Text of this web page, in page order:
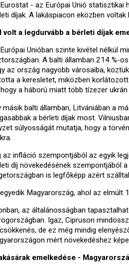
- az Európai Unió statisztikai
díjak. A lakáspiacon eközben
volt a legdurvább a bérleti díjak
Unióban szinte kivétel nélkül
A balti államban 214 %-
az ország nagyobb városaiba,
a keresletet, miközben
a háború miatt több tízezer
másik balti államban, Litvániában a
a bérleti díjak most.
súlyosságát mutatja, hogy a
az infláció szempontjából az egyik
díj növekedésének szempontjából
is legfőképp azért
Magyarország, ahol az elmúlt
az általánosságban
Igaz, Cipruson
de ez még mindig
mért növekedéshez
emelkedése -